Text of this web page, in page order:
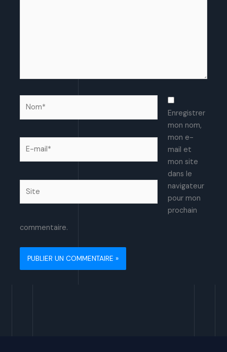
Enregistrer
mon nom,
mon e-
mail et
mon site
dans le
navigateur
pour mon
prochain
commentaire.